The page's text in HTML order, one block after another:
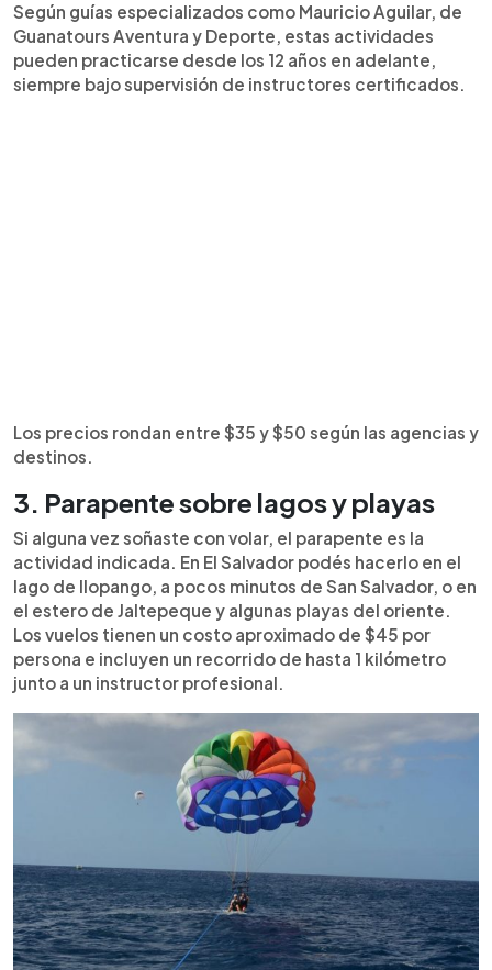
Según guías especializados como Mauricio Aguilar, de
Guanatours Aventura y Deporte, estas actividades
pueden practicarse desde los 12 años en adelante,
siempre bajo supervisión de instructores certificados.
Los precios rondan entre $35 y $50 según las agencias y
destinos.
3. Parapente sobre lagos y playas
Si alguna vez soñaste con volar, el parapente es la
actividad indicada. En El Salvador podés hacerlo en el
lago de Ilopango, a pocos minutos de San Salvador, o en
el estero de Jaltepeque y algunas playas del oriente.
Los vuelos tienen un costo aproximado de $45 por
persona e incluyen un recorrido de hasta 1 kilómetro
junto a un instructor profesional.